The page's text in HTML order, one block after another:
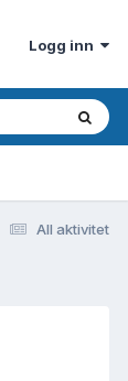
Logg inn
All aktivitet